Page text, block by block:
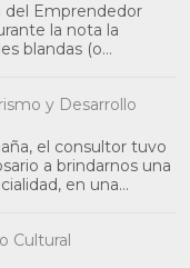
del Emprendedor
la nota la
blandas (o
y Desarrollo
el consultor tuvo
a brindarnos una
en una
Cultural